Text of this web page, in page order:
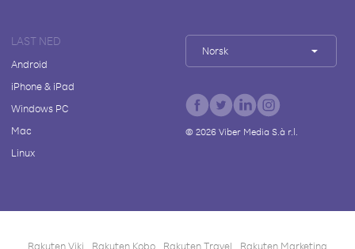
LAST NED
Android
iPhone & iPad
Windows PC
Mac
Linux
Norsk
© 2026Viber Media S.à r.l.
Rakuten Viki Rakuten Kobo Rakuten Travel Rakuten Marketing